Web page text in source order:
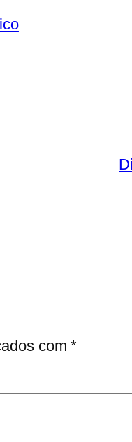
com*